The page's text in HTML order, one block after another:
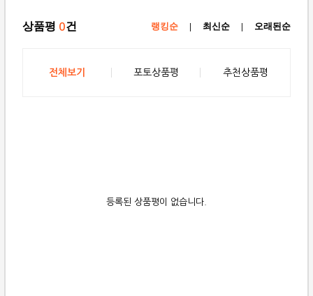
상품평 0건 랭킹순 | 최신순 | 오래된순
전체보기 포토상품평 추천상품평
등록된 상품평이 없습니다.